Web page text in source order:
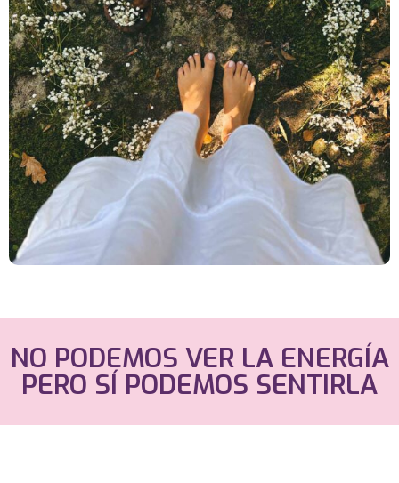
NO PODEMOS VER LA ENERGÍA
PERO SÍ PODEMOS SENTIRLA